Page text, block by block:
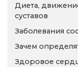
Диета,
суставов
Заболевания
Зачем
Здоровое